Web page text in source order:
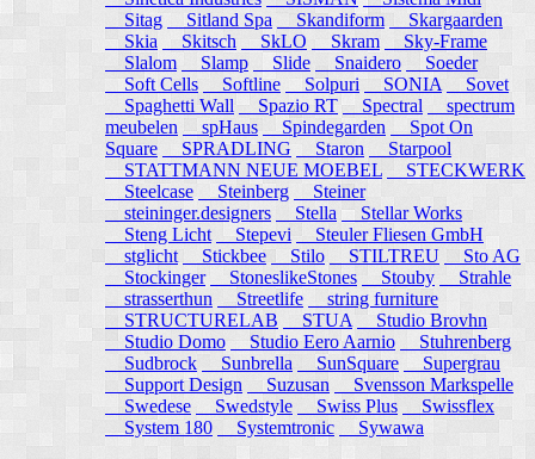
Sitag
Sitland Spa Skandiform
Skargaarden
Skia
Skitsch SkLO Skram
Sky-Frame
Slalom
Slamp Slide Snaidero
Soeder
Soft Cells
Softline Solpuri SONIA
Sovet
Spaghetti Wall
Spazio RT Spectral
spectrum
meubelen
spHaus Spindegarden
Spot On
Square
SPRADLING Staron
Starpool
STATTMANN NEUE MOEBEL
STECKWERK
Steelcase
Steinberg
Steiner
steininger.designers
Stella Stellar Works
Steng Licht
Stepevi
Steuler Fliesen GmbH
stglicht
Stickbee Stilo STILTREU
Sto AG
Stockinger
StoneslikeStones Stouby
Strahle
strasserthun
Streetlife
string furniture
STRUCTURELAB
STUA
Studio Brovhn
Studio Domo
Studio Eero Aarnio
Stuhrenberg
Sudbrock
Sunbrella SunSquare
Supergrau
Support Design
Suzusan
Svensson Markspelle
Swedese
Swedstyle Swiss Plus
Swissflex
System 180
Systemtronic Sywawa